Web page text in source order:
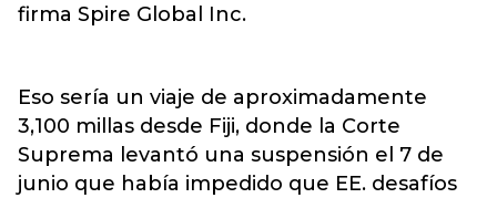
firma Spire Global Inc.
Eso sería un viaje de aproximadamente
3,100 millas desde Fiji, donde la Corte
Suprema levantó una suspensión el 7 de
junio que había impedido que EE. desafíos